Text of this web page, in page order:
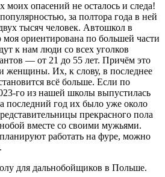
опасений не осталось и следа!
за полтора года в ней
тысяч человек. Автошкол в
ориентирована по большей части
к нам люди со всех уголков
— от 21 до 55 лет. Причём это
женщины. Их, к слову, в последнее
всё больше. Если по
го из нашей школы выпустилась
последний год их было уже около
прекрасного пола
вместе со своими мужьями.
работать на фуре, можно